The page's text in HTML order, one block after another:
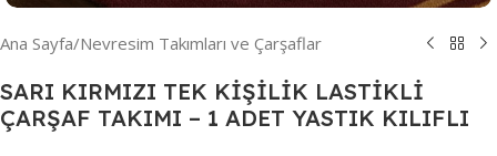
Ana Sayfa/Nevresim Takımları ve Çarşaflar
SARI KIRMIZI TEK KİŞİLİK LASTİKLİ
ÇARŞAF TAKIMI – 1 ADET YASTIK KILIFLI